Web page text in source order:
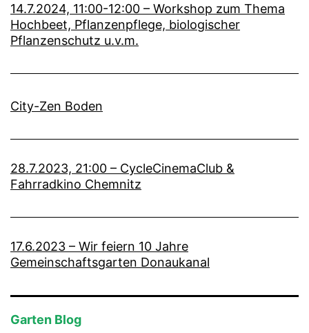
14.7.2024, 11:00-12:00 – Workshop zum Thema
Hochbeet, Pflanzenpflege, biologischer
Pflanzenschutz u.v.m.
City-Zen Boden
28.7.2023, 21:00 – CycleCinemaClub &
Fahrradkino Chemnitz
17.6.2023 – Wir feiern 10 Jahre
Gemeinschaftsgarten Donaukanal
Garten Blog